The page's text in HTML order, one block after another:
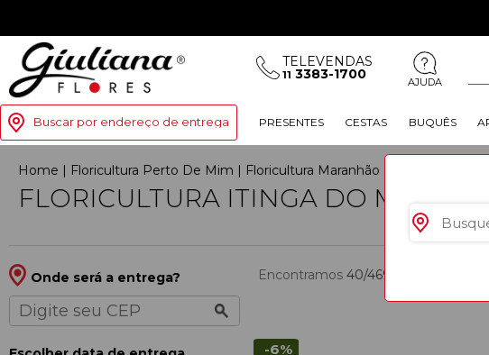
TELEVENDAS
11 3383-1700 AJUDA
Buscar por endereço de entrega PRESENTES CESTAS BUQUÊS
Home | Floricultura Perto De Mim | Floricultura Maranhão
FLORICULTURA ITINGA DO
Onde será a entrega? Encontramos 40/469
-6%